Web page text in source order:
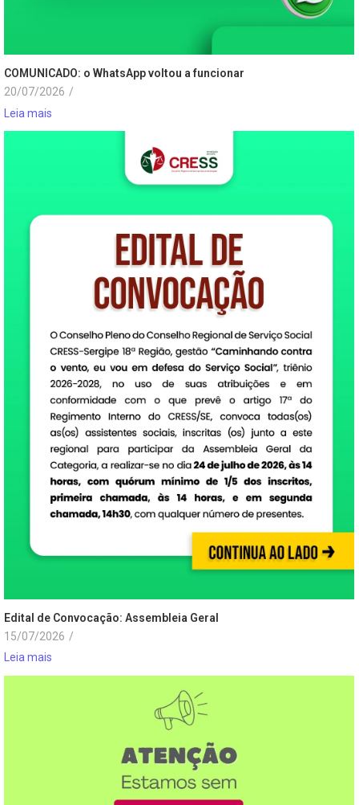
COMUNICADO: o WhatsApp voltou a funcionar
20/07/2026 /
Leia mais
Edital de Convocação: Assembleia Geral
15/07/2026 /
Leia mais